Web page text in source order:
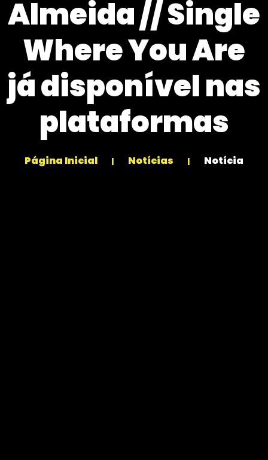
Almeida // Single
Where You Are
já disponível nas
plataformas
Página Inicial Notícias Notícia